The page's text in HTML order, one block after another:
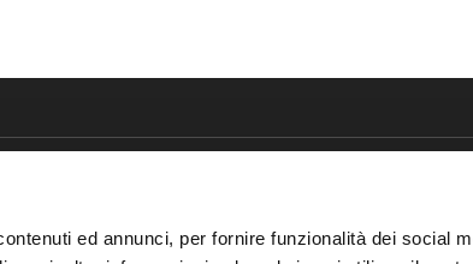
ed annunci, per fornire funzionalità dei social